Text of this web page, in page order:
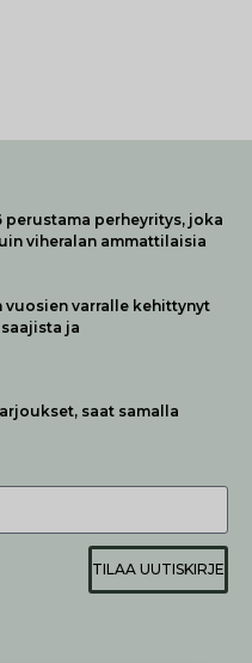
perustama perheyritys, joka
viheralan ammattilaisia
vuosien varralle kehittynyt
ja
saat samalla
TILAA UUTISKIRJE